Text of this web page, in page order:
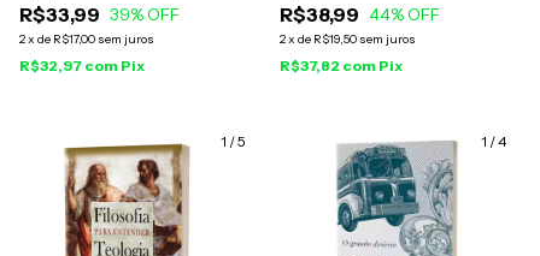
R$33,99 39% OFF
2x de R$17,00 sem juros
R$32,97 com Pix
R$38,99 44% OFF
2x de R$19,50 sem juros
R$37,82 com Pix
1 /5 1 /4